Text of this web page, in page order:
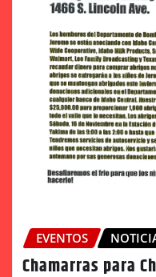
EVENTOS
Chamarras para